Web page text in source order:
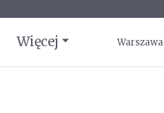
Więcej Warszawa